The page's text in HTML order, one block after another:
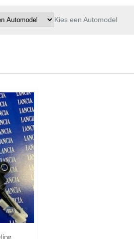
Kies een Automodel